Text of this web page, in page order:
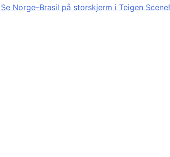
Se Norge–Brasil på storskjerm i Teigen Scene!